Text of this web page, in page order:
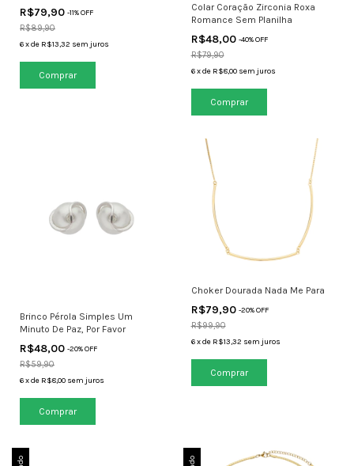
R$79,90 -11% OFF
R$89,90
6xde R$13,32 sem juros
Colar Coração Zirconia Roxa
Romance Sem Planilha
R$48,00 -40% OFF
R$79,90
6 xde R$8,00 sem juros
Brinco Pérola Simples Um
Minuto De Paz, Por Favor
R$48,00 -20% OFF
R$59,90
6xde R$8,00 sem juros
Choker Dourada Nada Me Para
R$79,90 -20% OFF
R$99,90
6 xde R$13,32 sem juros